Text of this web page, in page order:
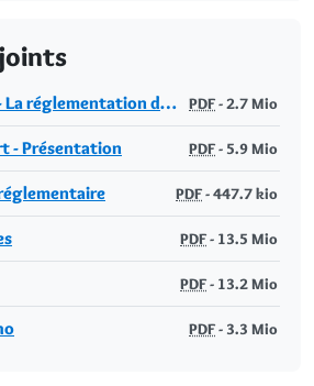
Guide pratique - La réglementation de la publicité extérieure (Janvier2025) PDF-2.7 Mio
- Présentation PDF- 5.9 Mio
PDF-447.7 kio
PDF- 13.5 Mio
PDF- 13.2 Mio
PDF- 3.3 Mio